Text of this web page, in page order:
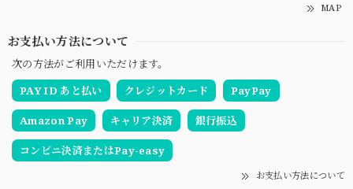
MAP
お支払い方法について
次の方法がご利用いただけます。
PAY ID あと払い
クレジットカード PayPay
Amazon Pay キャリア決済 銀行振込
コンビニ決済またはPay-easy
お支払い方法について